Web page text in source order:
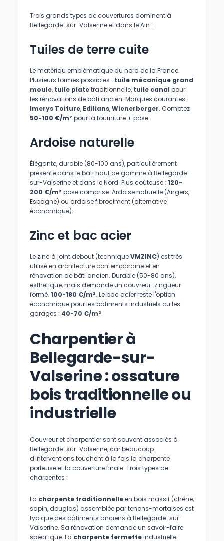
Trois grands types de couvertures dominent à
Bellegarde-sur-Valserine et dans le Ain :
Tuiles de terre cuite
Le matériau emblématique du nord de la France.
Plusieurs formes possibles : tuile mécanique grand
moule, tuile platetraditionnelle, tuile canal pour
les rénovations de bâti ancien. Marques courantes :
Imerys Toiture, Edilians,Wienerberger. Comptez
50-100 €/m² pour la fourniture + pose.
Ardoise naturelle
Élégante, durable (80-100 ans), particulièrement
présente dans le bâti haut de gamme à Bellegarde-
sur-Valserine et dans le Nord. Plus coûteuse : 120-
200 €/m² pose comprise. Ardoise naturelle (Angers,
Espagne) ou ardoise fibrociment (alternative
économique).
Zinc et bac acier
Le zinc à joint debout (techniqueVMZINC) est très
utilisé en architecture contemporaine et en
rénovation de bâti ancien. Durable (50-80 ans),
esthétique, mais demande un couvreur-zingueur
formé. 100-180 €/m². Le bac acier reste l'option
économique pour les bâtiments industriels ou les
garages : 40-70 €/m².
Charpentier à
Bellegarde-sur-
Valserine : ossature
bois traditionnelle ou
industrielle
Couvreur et charpentier sont souvent associés à
Bellegarde-sur-Valserine, car beaucoup
d'interventions touchent à la fois la charpente
porteuse et la couverture finale. Trois types de
charpentes :
La charpente traditionnelleen bois massif (chêne,
sapin, douglas) assemblée par tenons-mortaises est
typique des bâtiments anciens à Bellegarde-sur-
Valserine. Sa rénovation demande un savoir-faire
spécifique. La charpente fermetteindustrielle